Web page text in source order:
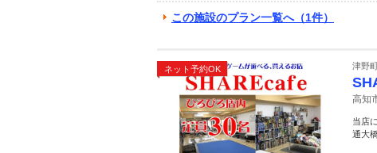
この施設のプラン一覧へ（1件）
ネット予約OK 津野
高知
当店
通大